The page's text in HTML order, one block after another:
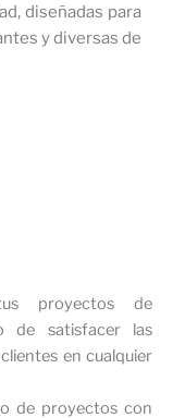
diseñadas para
y diversas de
proyectos de
de satisfacer las
en cualquier
de proyectos con